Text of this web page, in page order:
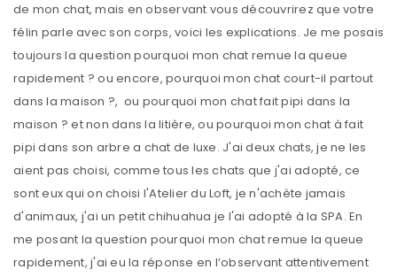
de mon chat, mais en observant vous découvrirez que votre
félin parle avec son corps, voici les explications. Je me posais
toujours la question pourquoi mon chat remue la queue
rapidement ? ou encore, pourquoi mon chat court-il partout
dans la maison ?, ou pourquoi mon chat fait pipi dans la
maison ? et non dans la litière, ou pourquoi mon chat à fait
pipi dans son arbre a chat de luxe. J'ai deux chats, je ne les
aient pas choisi, comme tous les chats que j'ai adopté, ce
sont eux qui on choisi l'Atelier du Loft, je n'achète jamais
d'animaux, j'ai un petit chihuahua je l'ai adopté à la SPA. En
me posant la question pourquoi mon chat remue la queue
rapidement, j'ai eu la réponse en l’observant attentivement